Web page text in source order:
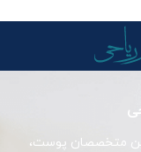
متخصصان پوست،